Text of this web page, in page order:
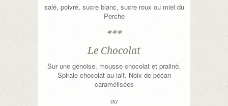
salé, poivré, sucre blanc, sucre roux ou miel du
Perche
***
Le Chocolat
Sur une génoise, mousse chocolat et praliné.
Spirale chocolat au lait. Noix de pécan
caramélisées
ou